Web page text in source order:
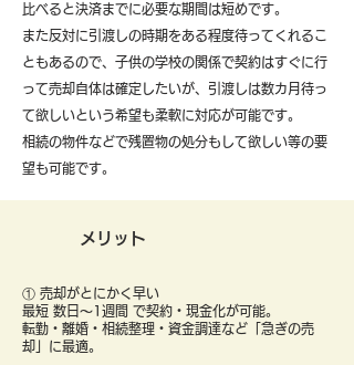
比べると決済までに必要な期間は短めです。
また反対に引渡しの時期をある程度待ってくれるこ
ともあるので、子供の学校の関係で契約はすぐに行
って売却自体は確定したいが、引渡しは数カ月待っ
て欲しいという希望も柔軟に対応が可能です。
​相続の物件などで残置物の処分もして欲しい等の要
望も可能です。
メリット
① 売却がとにかく早い
最短 数日〜1週間 で契約・現金化が可能。
転勤・離婚・相続整理・資金調達など「急ぎの売
却」に最適。